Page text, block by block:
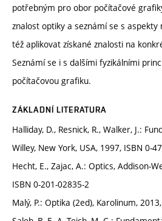
potřebným pro obor počítačové
znalost optiky a seznámí se s
též aplikovat získané znalosti na
Seznámí se i s dalšími fyzikálními
počítačovou grafiku.
ZÁKLADNÍ LITERATURA
Halliday, D., Resnick, R., Walker, J.:
Willey, New York, USA, 1997, ISBN 0-
Hecht, E., Zajac, A.: Optics, Addison-
ISBN 0-201-02835-2
Malý, P.: Optika (2ed), Karolinum,